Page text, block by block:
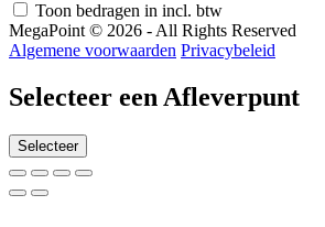
Toon bedragen in incl. btw
MegaPoint © 2026 - All Rights Reserved
Algemene voorwaarden Privacybeleid
Selecteer een Afleverpunt
Selecteer